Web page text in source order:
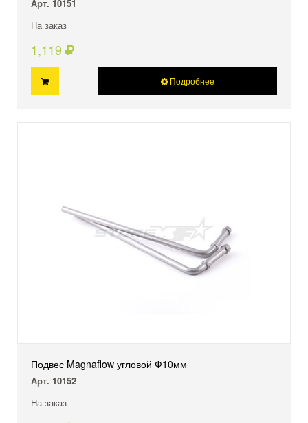
Арт. 10151
На заказ
1,119
Подробнее
Подвес Magnaflow угловой Ф10мм
Арт. 10152
На заказ